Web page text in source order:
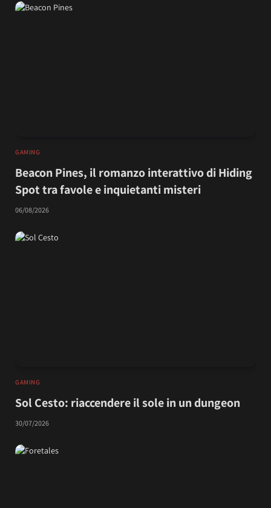
GAMING
Beacon Pines, il romanzo interattivo di Hiding
Spot tra favole e inquietanti misteri
06/08/2026
GAMING
Sol Cesto: riaccendere il sole in un dungeon
30/07/2026